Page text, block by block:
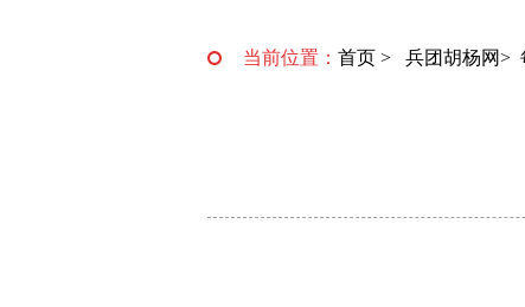
当前位置： 首页 > 兵团胡杨网>